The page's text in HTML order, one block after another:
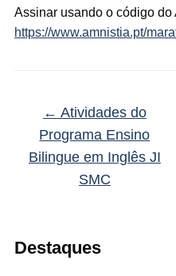
Destaques
Assinar usando o código do
https://www.amnistia.pt/
← Atividades do
Programa Ensino
Bilingue em Inglês JI
SMC